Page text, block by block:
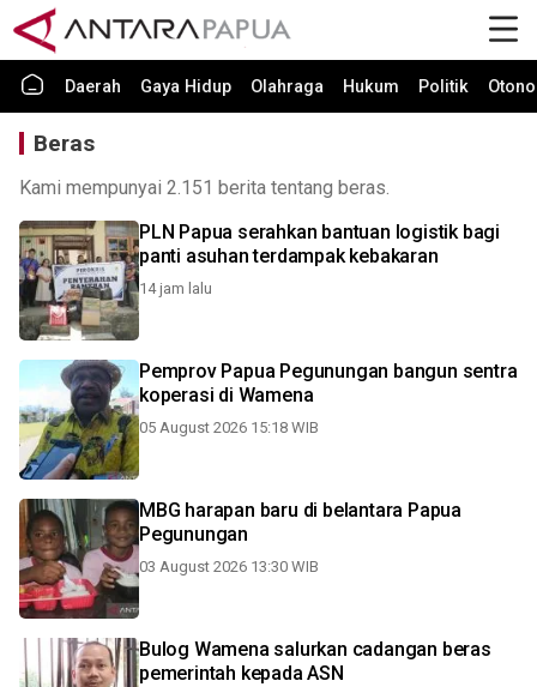
Daerah Gaya Hidup Olahraga Hukum Politik
Beras
Kami mempunyai 2.151 berita tentang beras.
PLN Papua serahkan bantuan logistik bagi
panti asuhan terdampak kebakaran
14 jam lalu
Pemprov Papua Pegunungan bangun sentra
koperasi di Wamena
05 August 2026 15:18 WIB
MBG harapan baru di belantara Papua
Pegunungan
03 August 2026 13:30 WIB
Bulog Wamena salurkan cadangan beras
pemerintah kepada ASN